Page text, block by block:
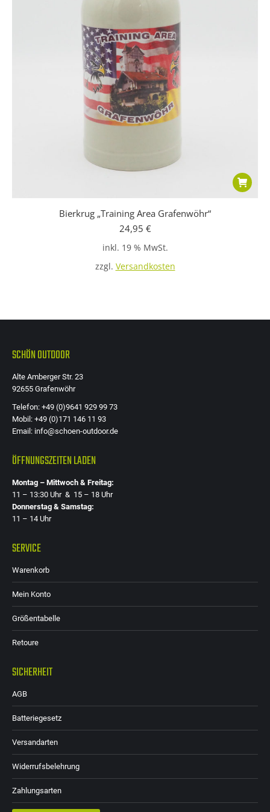
Bierkrug „Training Area Grafenwöhr“
24,95 €
inkl. 19 % MwSt.
zzgl. Versandkosten
SCHÖN OUTDOOR
Alte Amberger Str. 23
92655 Grafenwöhr
Telefon: +49 (0)9641 929 99 73
Mobil: +49 (0)171 146 11 93
Email: info@schoen-outdoor.de
ÖFFNUNGSZEITEN LADEN
Montag – Mittwoch & Freitag:
11 – 13:30 Uhr & 15 – 18 Uhr
Donnerstag & Samstag:
11 – 14 Uhr
SERVICE
Warenkorb
Mein Konto
Größentabelle
Retoure
SICHERHEIT
AGB
Batteriegesetz
Versandarten
Widerrufsbelehrung
Zahlungsarten